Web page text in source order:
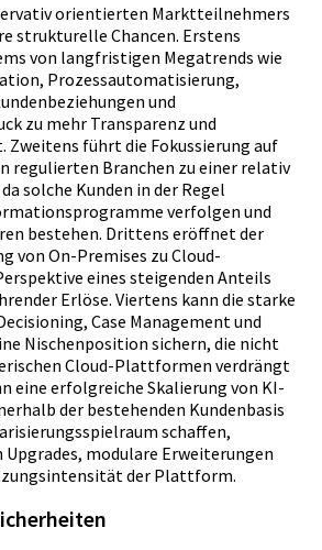
orientierten Marktteilnehmers
strukturelle Chancen. Erstens
von langfristigen Megatrends wie
Prozessautomatisierung,
und
zu mehr Transparenz und
Zweitens führt die Fokussierung auf
regulierten Branchen zu einer relativ
solche Kunden in der Regel
verfolgen und
bestehen. Drittens eröffnet der
von On-Premises zu Cloud-
eines steigenden Anteils
Erlöse. Viertens kann die starke
Case Management und
Nischenposition sichern, die nicht
Cloud-Plattformen verdrängt
eine erfolgreiche Skalierung von KI-
der bestehenden Kundenbasis
schaffen,
Upgrades, modulare Erweiterungen
der Plattform.